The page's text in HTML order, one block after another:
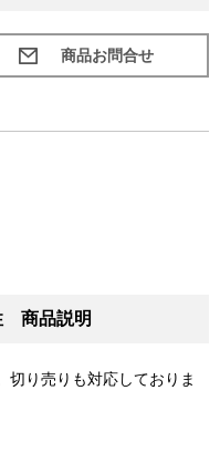
商品説明
切り売りも対応しておりま